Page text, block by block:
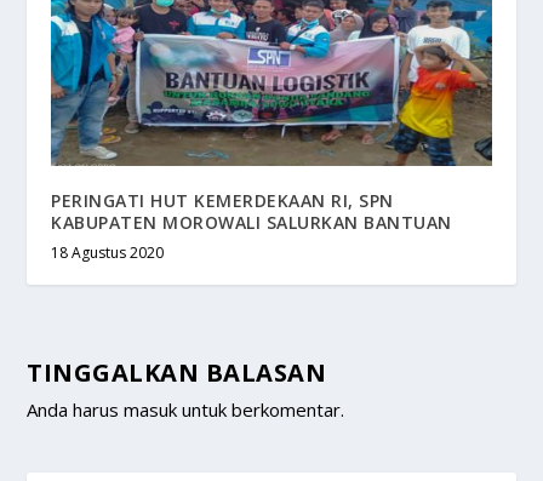
PERINGATI HUT KEMERDEKAAN RI, SPN
KABUPATEN MOROWALI SALURKAN BANTUAN
18 Agustus 2020
TINGGALKAN BALASAN
Anda harusmasuk untuk berkomentar.